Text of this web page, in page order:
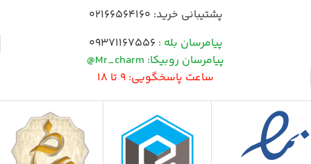
پشتیبانی خرید: 02166564160
پیامرسان بله : 09371167556
پیامرسان روبیکا: Mr_charm@
ساعت پاسخگویی: 9 تا 18